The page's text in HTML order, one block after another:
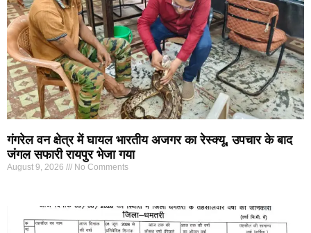
गंगरेल वन क्षेत्र में घायल भारतीय अजगर का रेस्क्यू, उपचार के बाद
जंगल सफारी रायपुर भेजा गया
August 9, 2026 No Comments